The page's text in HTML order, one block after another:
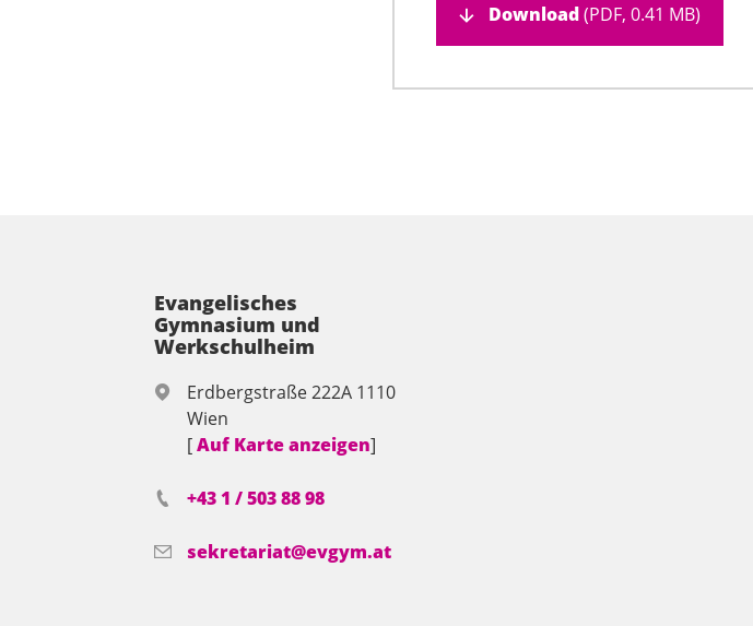
Download (PDF, 0.41 MB)
Evangelisches
Gymnasium und
Werkschulheim
Erdbergstraße 222A 1110
Wien
[Auf Karte anzeigen]
+43 1 / 503 88 98
sekretariat@evgym.at